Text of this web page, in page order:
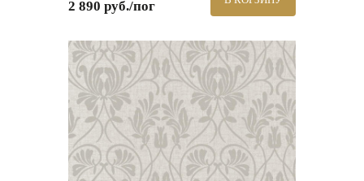
2 890 руб./пог